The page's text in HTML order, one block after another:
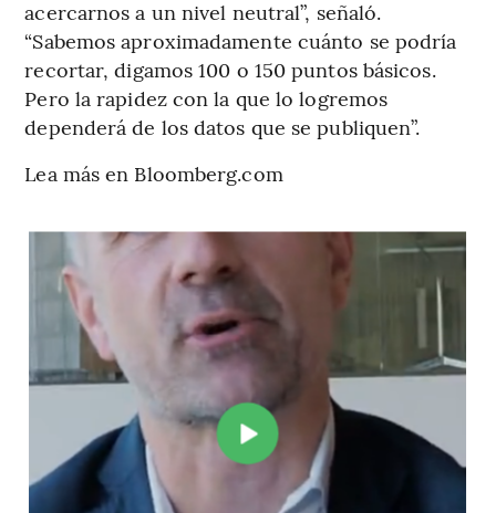
acercarnos a un nivel neutral”, señaló.
“Sabemos aproximadamente cuánto se podría
recortar, digamos 100 o 150 puntos básicos.
Pero la rapidez con la que lo logremos
dependerá de los datos que se publiquen”.
Lea más en Bloomberg.com